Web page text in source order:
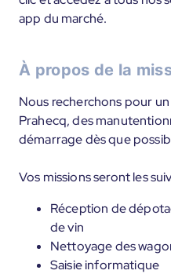
app du marché.
À propos de la
Nous recherchons pour
Prahecq, des
démarrage dès que
Vos missions seront les
Réception de
de vin
Nettoyage des
Saisie informatique